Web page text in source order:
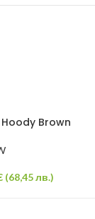
Brown
(68,45лв.)